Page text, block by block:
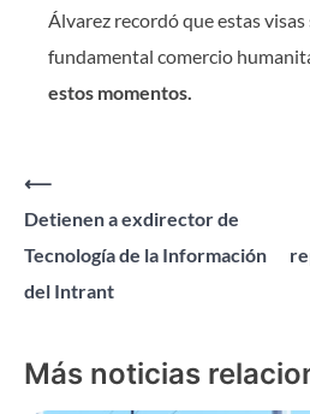
Álvarez recordó que estas visas
fundamental comercio
estos momentos.
Navegación
de
entradas
⟵
Detienen a exdirector de
Tecnología de la Información
del Intrant
Más noticias